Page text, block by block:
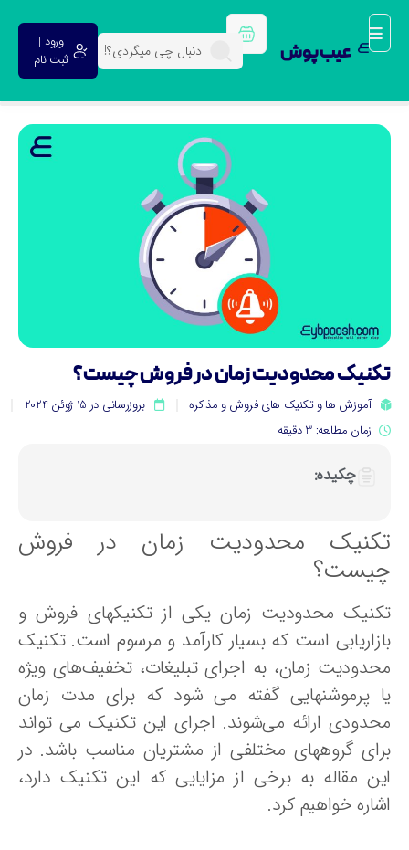
عیب پوش
ورود |
ثبت نام
محدودیت زمان در فروش چیست؟
آموزش ها و تکنیک های فروش و مذاکره
بروزرسانی در 15 ژوئن 2024
زمان مطالعه: 3 دقیقه
چکیده:
محدودیت زمان در فروش
محدودیت زمان یکی از تکنیکهای فروش و
است که بسیار کارآمد و مرسوم است. تکنیک
زمان، به اجرای تبلیغات، تخفیف‌های ویژه
پرموشنهایی گفته می شود که برای مدت زمان
ارائه می‌شوند. اجرای این تکنیک می تواند
گروههای مختلفی از مشتریان مناسب باشد. در
مقاله به برخی از مزایایی که این تکنیک دارد،
خواهیم کرد.